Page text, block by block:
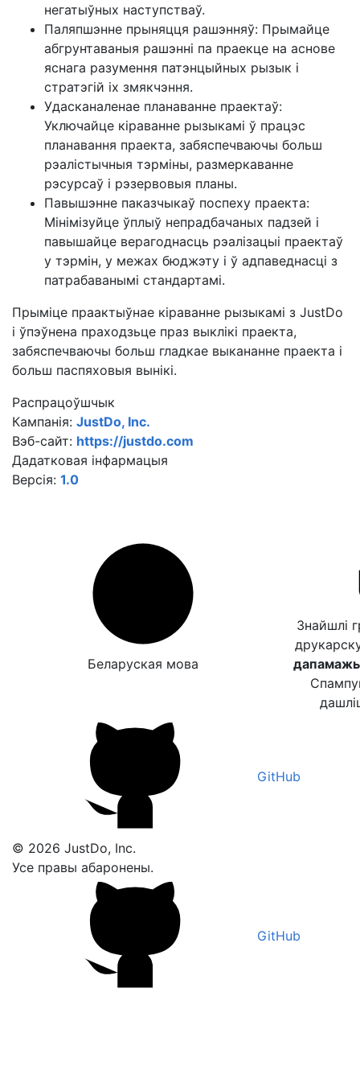
негатыўных наступстваў.
Паляпшэнне прыняцця рашэнняў: Прымайце
абгрунтаваныя рашэнні па праекце на аснове
яснага разумення патэнцыйных рызык і
стратэгій іх змякчэння.
Удасканаленае планаванне праектаў:
Уключайце кіраванне рызыкамі ў працэс
планавання праекта, забяспечваючы больш
рэалістычныя тэрміны, размеркаванне
рэсурсаў і рэзервовыя планы.
Павышэнне паказчыкаў поспеху праекта:
Мінімізуйце ўплыў непрадбачаных падзей і
павышайце верагоднасць рэалізацыі праектаў
у тэрмін, у межах бюджэту і ў адпаведнасці з
патрабаванымі стандартамі.
Прыміце праактыўнае кіраванне рызыкамі з JustDo
і ўпэўнена праходзьце праз выклікі праекта,
забяспечваючы больш гладкае выкананне праекта і
больш паспяховыя вынікі.
Распрацоўшчык
Кампанія: JustDo, Inc.
Вэб-сайт: https://justdo.com
Дадатковая інфармацыя
Версія: 1.0
Беларуская мова
Знайшлі
GitHub
© 2026 JustDo, Inc.
Усе правы абаронены.
GitHub